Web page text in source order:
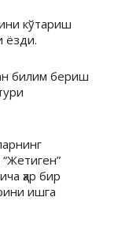
кўтариш
ёзди.
билим бериш
ҳар бир
ишга